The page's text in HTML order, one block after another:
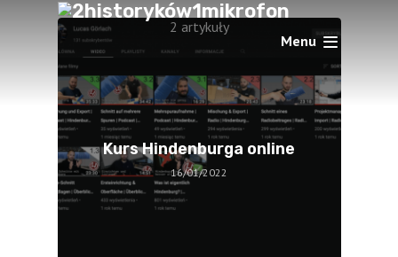
Menu
2 artykuły
Kurs Hindenburga online
16/01/2022